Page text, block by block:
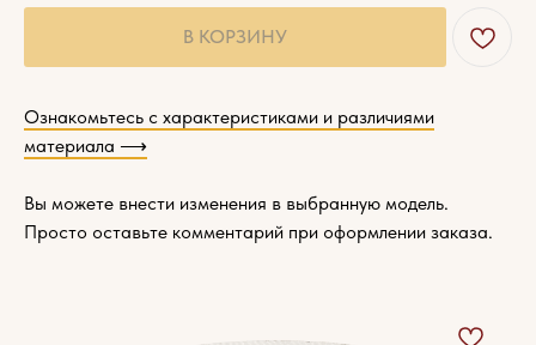
В КОРЗИНУ
Ознакомьтесь с характеристиками и различиями
материала ⟶
Вы можете внести изменения в выбранную модель.
Просто оставьте комментарий при оформлении заказа.